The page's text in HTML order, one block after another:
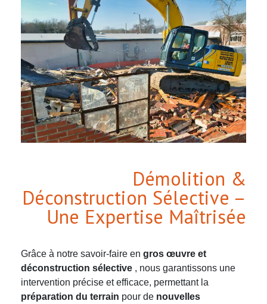
Démolition &
Déconstruction Sélective –
Une Expertise Maîtrisée
Grâce à notre savoir-faire en gros œuvre et
déconstruction sélective , nous garantissons une
intervention précise et efficace, permettant la
préparation du terrain pour de nouvelles